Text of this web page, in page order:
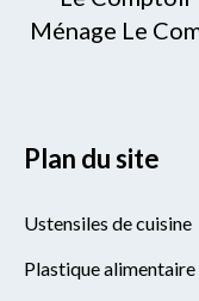
Ménage Le
Plan du site
Ustensiles de cuisine
Plastique alimentaire